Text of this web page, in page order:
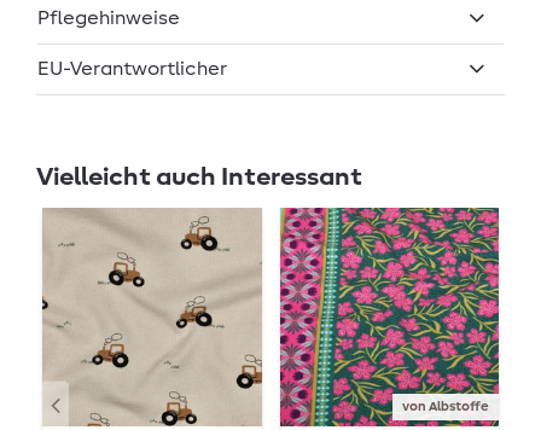
Pflegehinweise
EU-Verantwortlicher
Vielleicht auch Interessant
von Albstoffe